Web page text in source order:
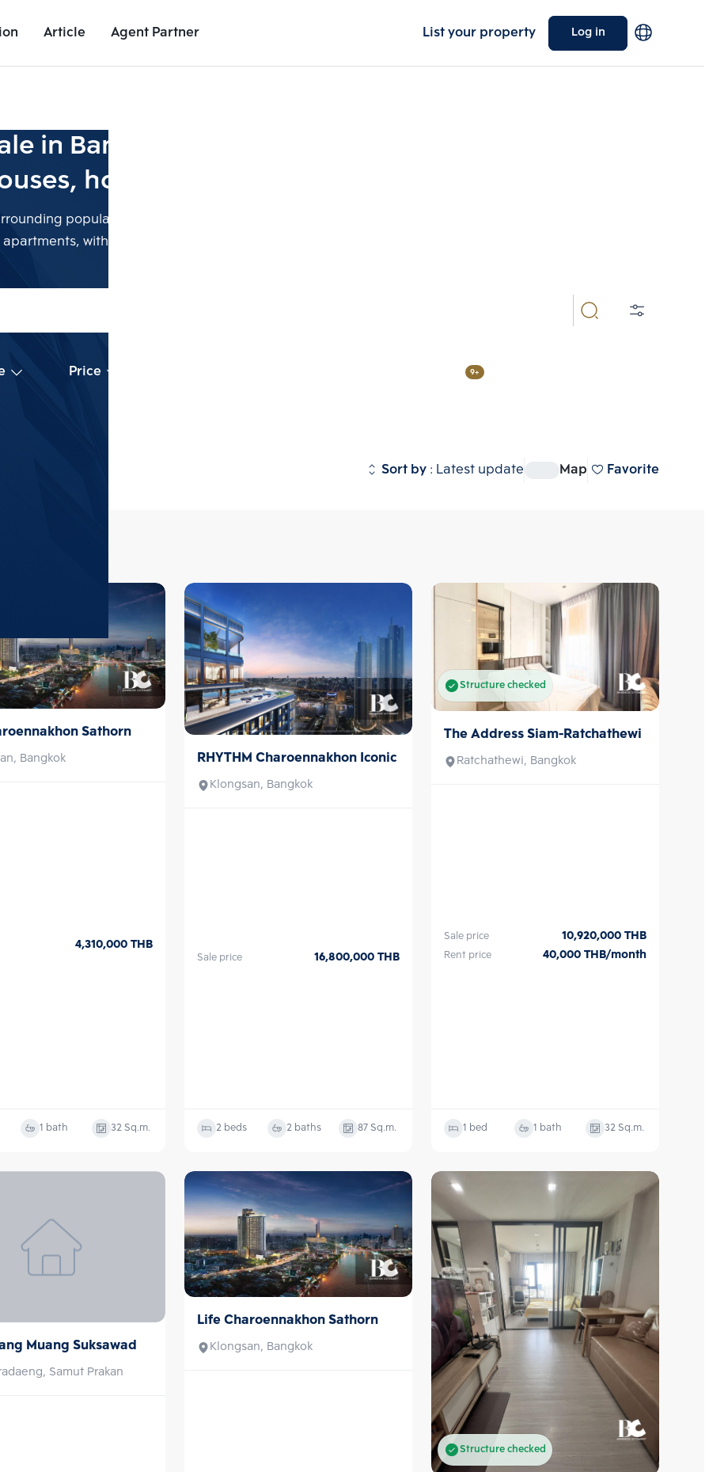
Article Agent Partner List your property Log in
in Bangkok include condominiums,
home offices, and apartments
popular areas are near facilities. We offer a variety of properties, including condominiums,
with all the details you need to meet your requirements.
BTS - Light Green Line
BTS - Light Green Line
Aspire Onnut Station 530)
RHYTHM Ekkamai Estate (ริธึ่ม เอกมัย เอสเตท)
คอนโดใหม่บนทำเลศักยภาพ  ใกล้ทองหล่อซอย 10
เพียง 180 ม. และ ใกล้รถไฟฟ้า BTS เอกมัย รายล้อม
ไปด้วย ห้างสรรพสินค้าขนาดใหญ่ เช่น  Donki
ทองหล่อ , Gateway Ekamai, Major เอกมัย,
Emporium, Emquartier, Terminal 21  ซื้อ ขาย
หรือ เช่า  ติดต่อหาเรา Bangkok CitiSmart ได้ทันที
เพื่อให้ผู้เชี่ยวชาญของเราได้แนะนำคอนโดให้กับท่าน
Wish Signature II Midtown Siam (7)
Wish Signature II Midtown Siam  (วิช ซิก
เนเจอร์ 2 มิดทาวน์ สยาม) คอนโดยู่ด้านหลัง Siam
Paragon และติดซอยที่สามารถเดินไปได้  ใกล้ BTS
ราชเทวี ประมาณ 400 ม. ห่างจาก Airport Rail Link
พญาไท ประมาณ 850 ม. ห่างจากท่าเรือประตูน้ำ
ประมาณ 750 ม. และแนวรถไฟฟ้าสายสีส้มตัดผ่าน
หน้าโครงการในอนาคต  พิเศษด้วยพื้นที่ส่วนกลาง 4
ชั้นบนสุดของตัวอาคาร ได้แก่ Pool Pods สระว่ายน้ำ
ลอยฟ้ารูปตัวยูขนาดใหญ่ มองทัศนียภาพได้แบบ
360 องศา, Body and Mind Pods ฟิตเนส ห้อง
โยคะ และ Boxing Stage, Chill and Work Pods
Price 9+
Sort by: Latest update Map Favorite
Sathorn
Bangkok
4,310,000THB
1 bath 32Sq.m.
Sale
RHYTHM Charoennakhon Iconic
Klongsan, Bangkok
Sale price 16,800,000THB
2 beds 2 baths 87Sq.m.
Structure checked
Sale/Rent
The Address Siam-Ratchathewi
Ratchathewi, Bangkok
Sale price 10,920,000THB
Rent price 40,000THB/month
1 bed 1 bath 32Sq.m.
Muang Suksawad
Samut Prakan
Sale
Life Charoennakhon Sathorn
Klongsan, Bangkok
Structure checked
Number 2